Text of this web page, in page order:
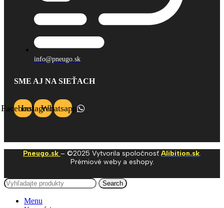
info@pneugo.sk
SME AJ NA SIEŤACH
FacebookInstagramWhatsapp
Pneugo.sk – ©2025 Vytvorila spoločnosť Alibition.sk.
Prémiové weby a eshopy.
Search
Menu